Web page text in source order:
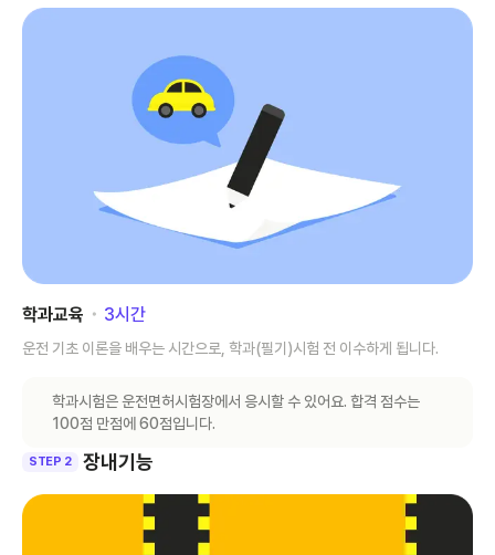
학과교육 ･ 3시간
운전 기초 이론을 배우는 시간으로, 학과(필기)시험 전 이수하게 됩니다.
학과시험은 운전면허시험장에서 응시할 수 있어요. 합격 점수는
100점 만점에 60점입니다.
STEP 2 장내기능